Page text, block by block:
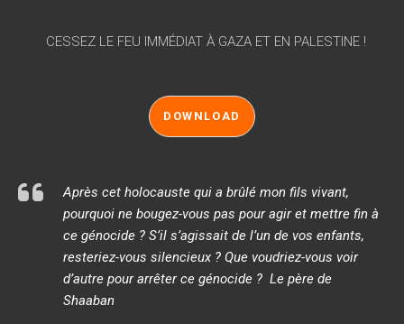
CESSEZ LE FEU IMMÉDIAT À GAZA ET EN PALESTINE !
DOWNLOAD
Après cet holocauste qui a brûlé mon fils vivant,
pourquoi ne bougez-vous pas pour agir et mettre fin à
ce génocide ? S’il s’agissait de l’un de vos enfants,
resteriez-vous silencieux ? Que voudriez-vous voir
d’autre pour arrêter ce génocide ? Le père de
Shaaban